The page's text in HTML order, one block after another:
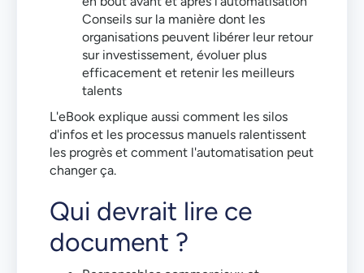
Conseils sur la manière dont les
organisations peuvent libérer leur retour
sur investissement, évoluer plus
efficacement et retenir les meilleurs
talents
L'eBook explique aussi comment les silos
d'infos et les processus manuels ralentissent
les progrès et comment l'automatisation peut
changer ça.
Qui devrait lire ce
document ?